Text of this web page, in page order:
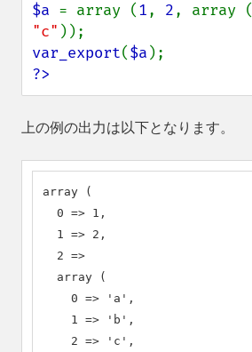
$a = array (1, 2, array (
"c"
var_export($a
?>
上の例の出力は以下となります。
array (
  0 => 1,
  1 => 2,
  2 =>
  array (
    0 => 'a',
    1 => 'b',
    2 => 'c',